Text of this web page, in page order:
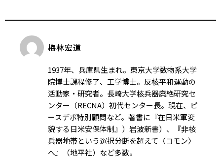
梅林宏道
1937年、兵庫県生まれ。東京大学数物系大学
院博士課程修了、工学博士。反核平和運動の
活動家・研究者。長崎大学核兵器廃絶研究セ
ンター（RECNA）初代センター長。現在、ピ
ースデポ特別顧問など。著書に『在日米軍――変
貌する日米安保体制』）岩波新書）、『非核
兵器地帯という選択――分断を超えて〈コモン〉
へ』（地平社）など多数。